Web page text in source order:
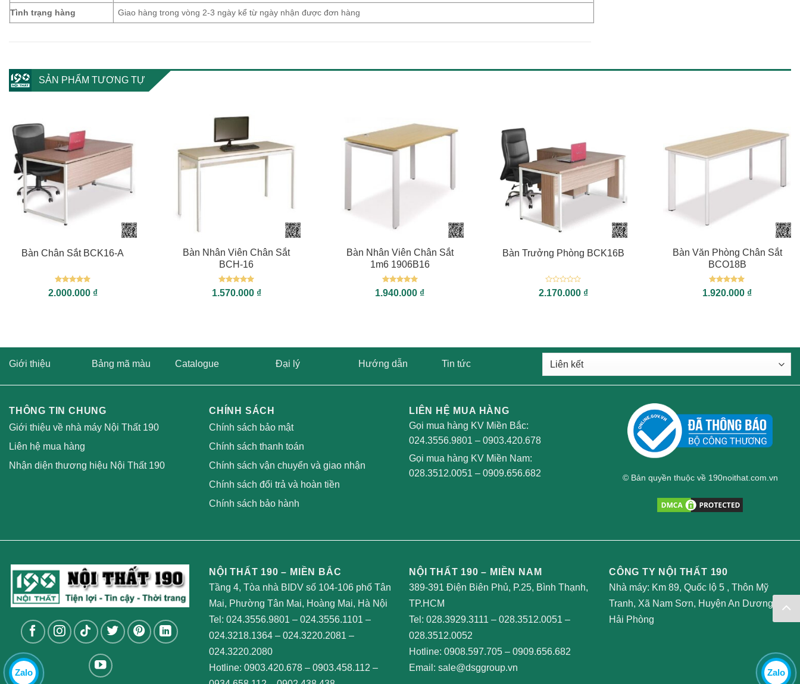
Tình trạng hàng Giao hàng trong vòng 2-3 ngày kể từ ngày nhận được đơn hàng
SẢN PHẨM TƯƠNG TỰ
Bàn Chân Sắt BCK16-A
Được xếp
hạng55
2.000.000 ₫
Bàn Nhân Viên Chân Sắt
BCH-16
Được xếp
hạng55
1.570.000 ₫
Bàn Nhân Viên Chân Sắt
1m6 1906B16
Được xếp
hạng55
1.940.000 ₫
Bàn Trưởng Phòng BCK16B
Được
xếp
2.170.000 ₫
Bàn Văn Phòng Chân Sắt
BCO18B
Được xếp
hạng55
1.920.000 ₫
Giới thiệu Bảng mã màu Catalogue Đại lý Hướng dẫn Tin tức
THÔNG TIN CHUNG
Giới thiệu về nhà máy Nội Thất 190
Liên hệ mua hàng
Nhận diện thương hiệu Nội Thất 190
CHÍNH SÁCH
Chính sách bảo mật
Chính sách thanh toán
Chính sách vận chuyển và giao nhận
Chính sách đổi trả và hoàn tiền
Chính sách bảo hành
LIÊN HỆ MUA HÀNG
Gọi mua hàng KV Miền Bắc:
024.3556.9801 – 0903.420.678
Gọi mua hàng KV Miền Nam:
028.3512.0051 – 0909.656.682 © Bản quyền thuộc về 190noithat.com.vn
NỘI THẤT 190 – MIỀN BẮC
Tầng 4, Tòa nhà BIDV số 104-106 phố Tân
Mai, Phường Tân Mai, Hoàng Mai, Hà Nội
Tel: 024.3556.9801 – 024.3556.1101 –
024.3218.1364 – 024.3220.2081 –
024.3220.2080
Hotline: 0903.420.678 – 0903.458.112 –
NỘI THẤT 190 – MIỀN NAM
389-391 Điện Biên Phủ, P.25, Bình Thạnh,
TP.HCM
Tel: 028.3929.3111 – 028.3512.0051 –
028.3512.0052
Hotline: 0908.597.705 – 0909.656.682
Email: sale@dsggroup.vn
CÔNG TY NỘI THẤT 190
Nhà máy: Km 89, Quốc lộ 5 , Thôn Mỹ
Tranh, Xã Nam Sơn, Huyện An Dương,
Hải Phòng
Zalo Zalo